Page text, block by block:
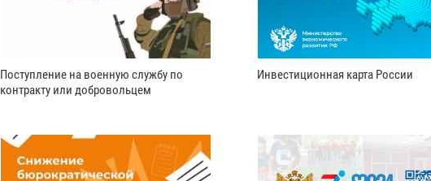
Поступление на военную службу по
контракту или добровольцем
Инвестиционная карта России